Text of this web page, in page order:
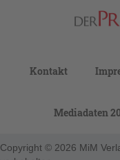
Kontakt
Mediadaten
Copyright © 2026 MiM